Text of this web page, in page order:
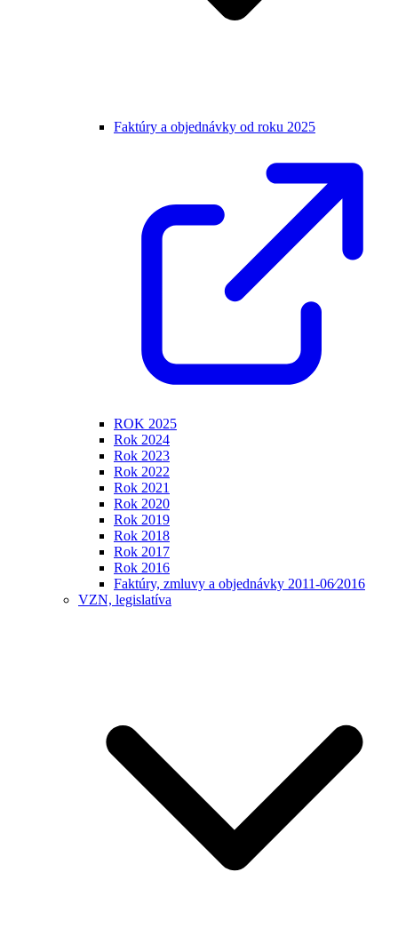
Faktúry a objednávky od roku 2025
ROK 2025
Rok 2024
Rok 2023
Rok 2022
Rok 2021
Rok 2020
Rok 2019
Rok 2018
Rok 2017
Rok 2016
Faktúry, zmluvy a objednávky 2011-06⁄2016
VZN, legislatíva